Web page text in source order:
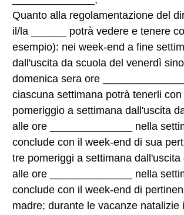
Quanto alla regolamentazione del
il/la ______ potrà vedere e tenere
esempio): nei week-end a fine
dall'uscita da scuola del venerdì
domenica sera ore
ciascuna settimana potrà tenerli con
pomeriggio a settimana dall'uscita
alle ore ______________ nella
conclude con il week-end di sua
tre pomeriggi a settimana dall'uscita
alle ore ______________ nella
conclude con il week-end di
madre; durante le vacanze natalizie